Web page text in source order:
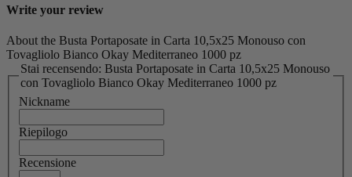
Write your review
About the Busta Portaposate in Carta 10,5x25 Monouso con
Tovagliolo Bianco Okay Mediterraneo 1000 pz
Stai recensendo: Busta Portaposate in Carta 10,5x25 Monouso
con Tovagliolo Bianco Okay Mediterraneo 1000 pz
Nickname
Riepilogo
Recensione